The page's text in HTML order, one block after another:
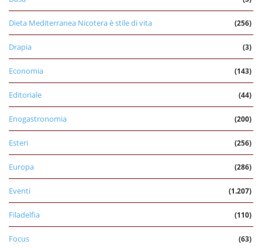
Dieta Mediterranea Nicotera è stile di vita (256)
Drapia (3)
Economia (143)
Editoriale (44)
Enogastronomia (200)
Esteri (256)
Europa (286)
Eventi (1.207)
Filadelfia (110)
Focus (63)